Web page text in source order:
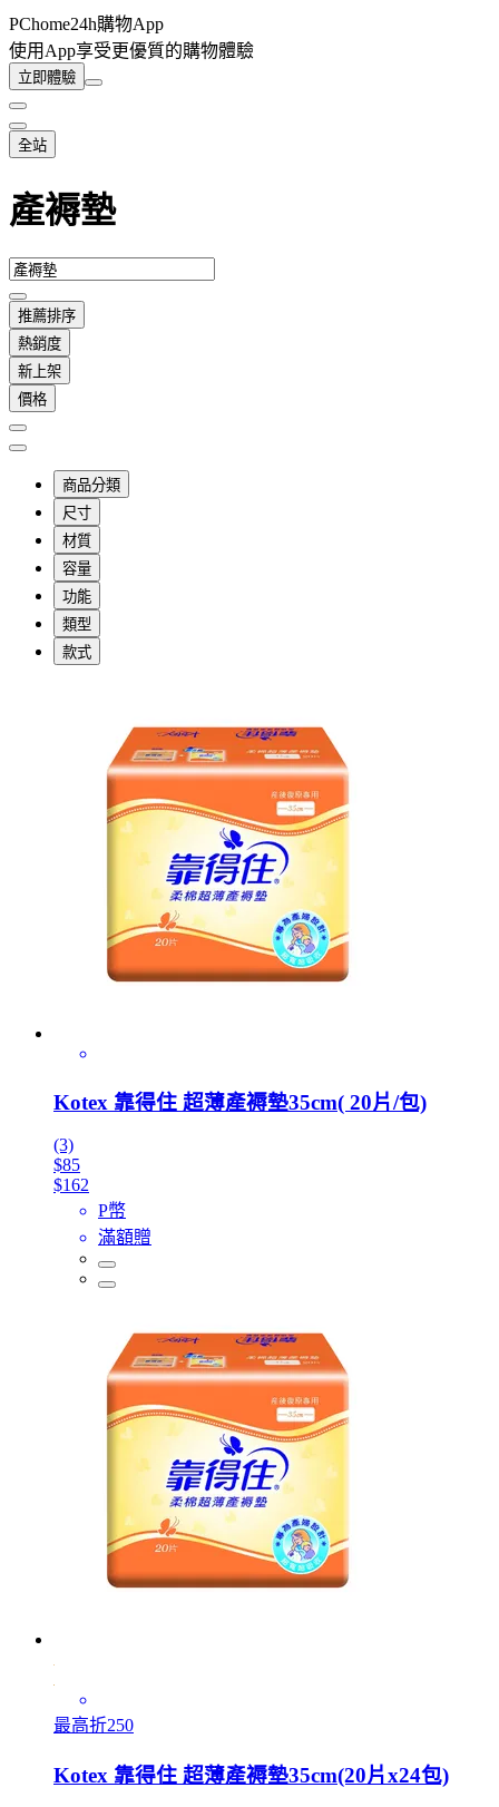
PChome24h購物App
使用App享受更優質的購物體驗
立即體驗
全站
產褥墊
推薦排序
熱銷度
新上架
價格
商品分類
尺寸
材質
容量
功能
類型
款式
Kotex 靠得住 超薄產褥墊35cm( 20片/包)
(3)
$85
$162
P幣
滿額贈
最高折250
Kotex 靠得住 超薄產褥墊35cm(20片x24包)